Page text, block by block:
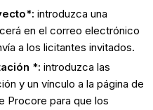
introduzca una
en el correo electrónico
a los licitantes invitados.
*: introduzca las
y un vínculo a la página de
Procore para que los